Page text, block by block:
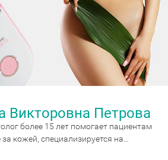
Викторовна Петрова
более 15 лет помогает пациентам
за кожей, специализируется на